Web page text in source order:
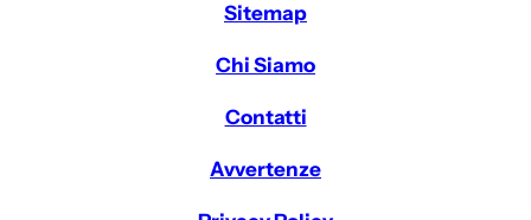
Sitemap
Chi Siamo
Contatti
Avvertenze